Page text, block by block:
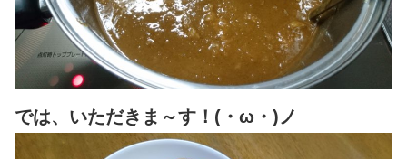
では、いただきま～す！(・ω・)ノ